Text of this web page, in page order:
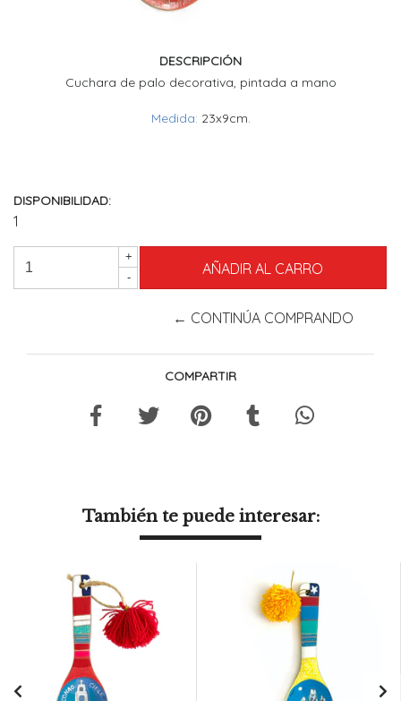
DESCRIPCIÓN
Cuchara de palo decorativa, pintada a mano
Medida: 23x9cm.
DISPONIBILIDAD:
1
+
-
← CONTINÚA COMPRANDO
COMPARTIR
También te puede interesar: